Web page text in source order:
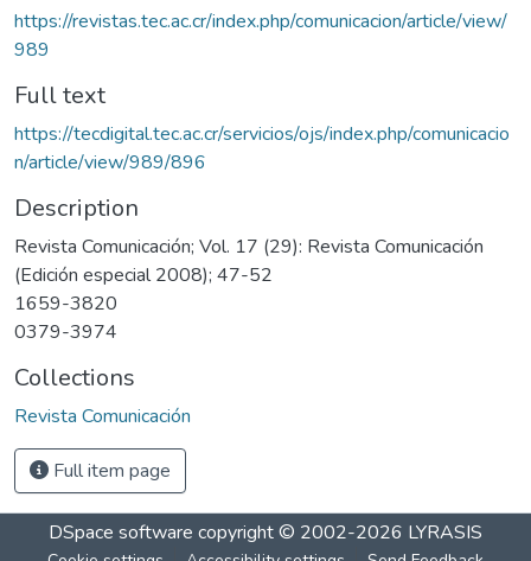
https://revistas.tec.ac.cr/index.php/comunicacion/article/view/
989
Full text
https://tecdigital.tec.ac.cr/servicios/ojs/index.php/comunicacio
n/article/view/989/896
Description
Revista Comunicación; Vol. 17 (29): Revista Comunicación
(Edición especial 2008); 47-52
1659-3820
0379-3974
Collections
Revista Comunicación
Full item page
DSpace software copyright © 2002-2026 LYRASIS